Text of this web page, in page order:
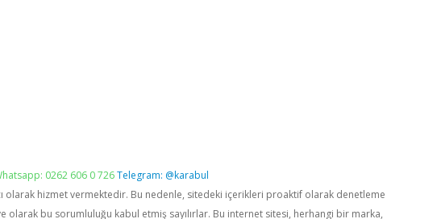
0262 606 0 726Telegram: @karabul
olarak hizmet vermektedir. Bu nedenle, sitedeki içerikleri proaktif olarak denetleme
olarak bu sorumluluğu kabul etmiş sayılırlar. Bu internet sitesi, herhangi bir marka,